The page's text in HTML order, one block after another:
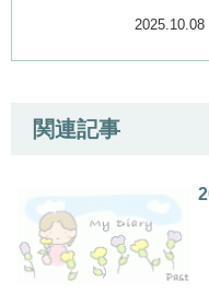
関連記事